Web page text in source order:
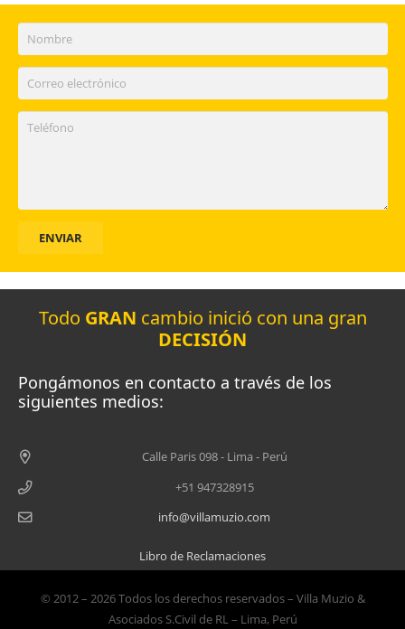
ENVIAR
Todo GRAN cambio inició con una gran
DECISIÓN
Pongámonos en contacto a través de los
siguientes medios:
Calle Paris 098 - Lima - Perú
+51 947328915
info@villamuzio.com
Libro de Reclamaciones
© 2012 – 2026 Todos losderechos reservados – Villa Muzio &
Asociados S.Civil de RL – Lima, Perú